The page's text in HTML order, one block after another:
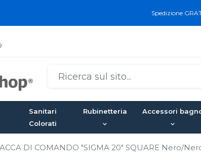
Spedizione
Sanitari
Colorati
Rubinetteria Accessori
DI COMANDO "SIGMA 20" SQUARE Nero/